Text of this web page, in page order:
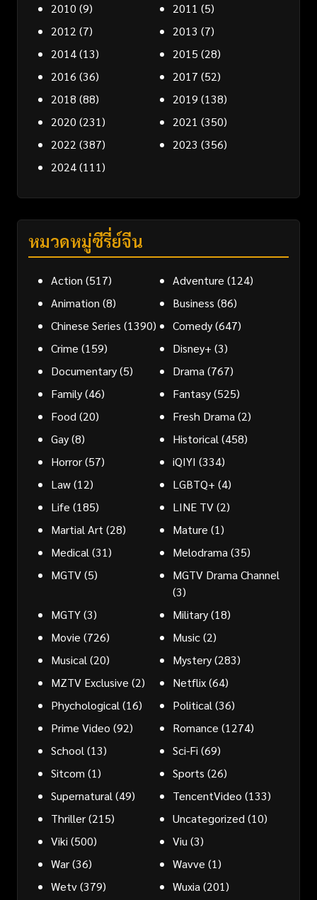
2010 (9) 2011 (5)
2012 (7) 2013 (7)
2014(13) 2015 (28)
2016 (36) 2017 (52)
2018 (88) 2019 (138)
2020 (231) 2021 (350)
2022 (387) 2023 (356)
2024(111)
หมวดหมู่ซีรี่ย์จีน
Action (517) Adventure (124)
Animation (8) Business (86)
Chinese Series (1390) Comedy(647)
Crime (159) Disney+ (3)
Documentary(5) Drama(767)
Family(46) Fantasy(525)
Food(20) Fresh Drama(2)
Gay(8) Historical(458)
Horror(57) iQIYI (334)
Law(12) LGBTQ+ (4)
Life (185) LINE TV(2)
Martial Art(28) Mature (1)
Medical(31) Melodrama(35)
MGTV(5)
MGTV Drama Channel
(3)
MGTY(3) Military(18)
Movie (726) Music(2)
Musical(20) Mystery(283)
MZTV Exclusive (2) Netflix(64)
Phychological(16) Political(36)
Prime Video (92) Romance (1274)
School(13) Sci-Fi (69)
Sitcom (1) Sports (26)
Supernatural(49) TencentVideo (133)
Thriller(215) Uncategorized(10)
Viki (500) Viu(3)
War(36) Wavve (1)
Wetv(379) Wuxia(201)